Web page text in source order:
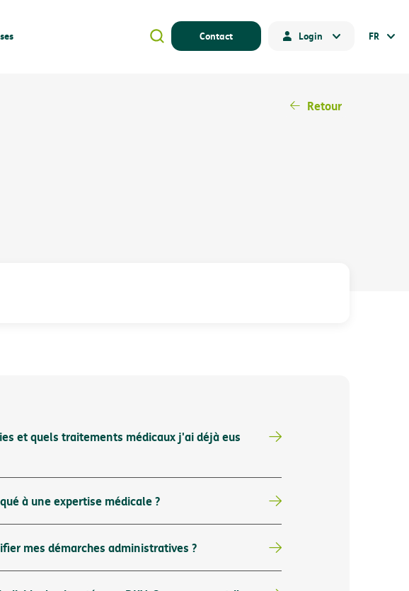
Contact Login FR
Retour
et quels traitements médicaux j'ai déjà eus
à une expertise médicale ?
mes démarches administratives ?